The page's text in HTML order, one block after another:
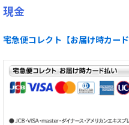
現金
宅急便コレクト【お届け時カード